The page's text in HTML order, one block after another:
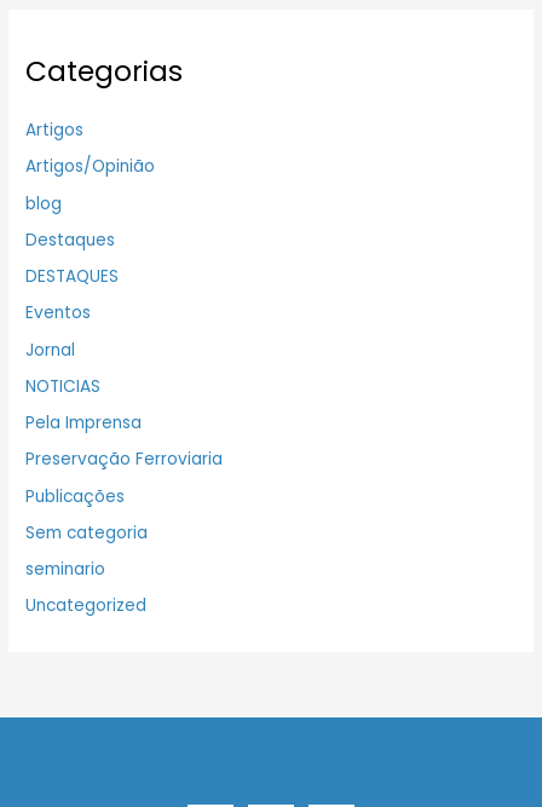
Categorias
Artigos
Artigos/Opinião
blog
Destaques
DESTAQUES
Eventos
Jornal
NOTICIAS
Pela Imprensa
Preservação Ferroviaria
Publicações
Sem categoria
seminario
Uncategorized